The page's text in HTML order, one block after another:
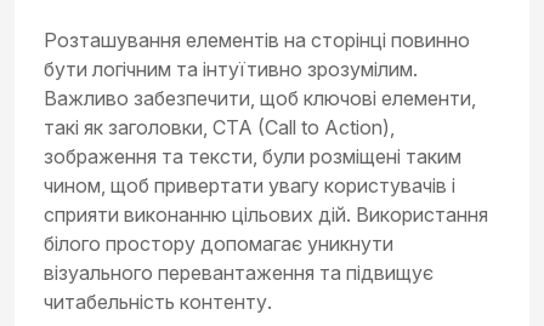
Розташування елементів на сторінці повинно
бути логічним та інтуїтивно зрозумілим.
Важливо забезпечити, щоб ключові елементи,
такі як заголовки, CTA (Call to Action),
зображення та тексти, були розміщені таким
чином, щоб привертати увагу користувачів і
сприяти виконанню цільових дій. Використання
білого простору допомагає уникнути
візуального перевантаження та підвищує
читабельність контенту.